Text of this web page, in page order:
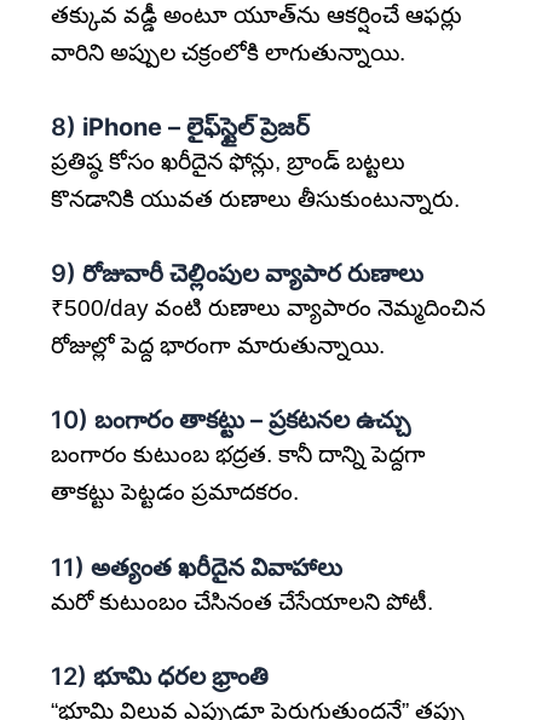
తక్కువ వడ్డీ అంటూ యూత్‌ను ఆకర్షించే ఆఫర్లు
వారిని అప్పుల చక్రంలోకి లాగుతున్నాయి.
8) iPhone – లైఫ్‌స్టైల్ ప్రెజర్
ప్రతిష్ఠ కోసం ఖరీదైన ఫోన్లు, బ్రాండ్ బట్టలు
కొనడానికి యువత రుణాలు తీసుకుంటున్నారు.
9)రోజువారీ చెల్లింపుల వ్యాపార రుణాలు
₹500/day వంటి రుణాలు వ్యాపారం నెమ్మదించిన
రోజుల్లో పెద్ద భారంగా మారుతున్నాయి.
10)బంగారం తాకట్టు – ప్రకటనల ఉచ్చు
బంగారం కుటుంబ భద్రత. కానీ దాన్ని పెద్దగా
తాకట్టు పెట్టడం ప్రమాదకరం.
11)అత్యంత ఖరీదైన వివాహాలు
మరో కుటుంబం చేసినంత చేసేయాలని పోటీ.
12)భూమి ధరల భ్రాంతి
“భూమి విలువ ఎప్పుడూ పెరుగుతుందనే” తప్పు